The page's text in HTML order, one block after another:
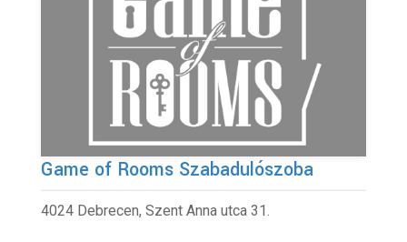
Game of Rooms Szabadulószoba
4024 Debrecen, Szent Anna utca 31.